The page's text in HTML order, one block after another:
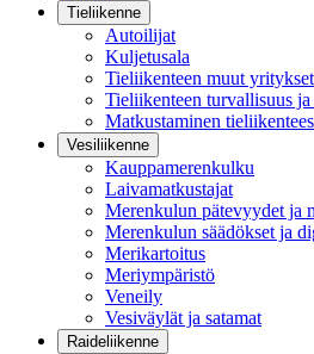
Tieliikenne
Autoilijat
Kuljetusala
Tieliikenteen muut yritykset
Tieliikenteen turvallisuus
Matkustaminen
Vesiliikenne
Kauppamerenkulku
Laivamatkustajat
Merenkulun pätevyydet ja
Merenkulun säädökset ja
Merikartoitus
Meriympäristö
Veneily
Vesiväylät ja satamat
Raideliikenne